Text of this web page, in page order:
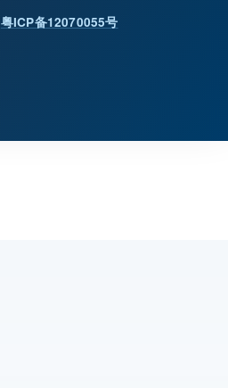
粤ICP备12070055号